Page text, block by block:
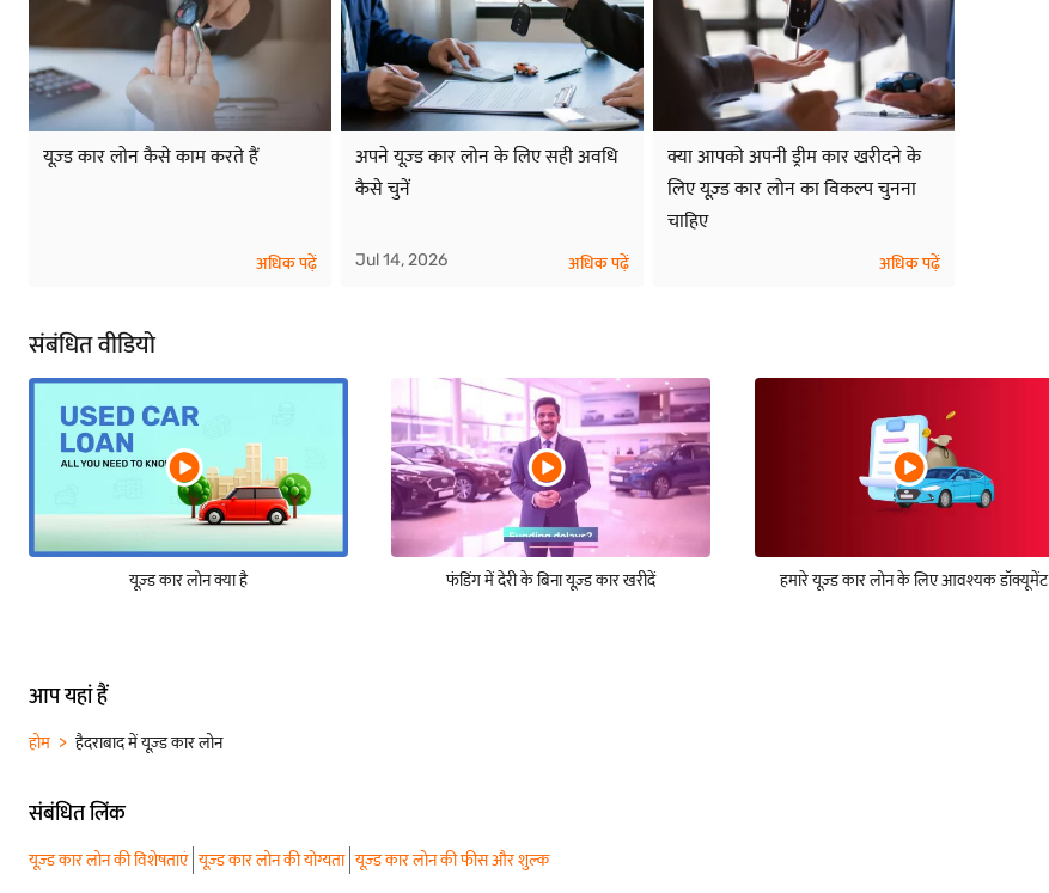
यूज़्ड कार लोन कैसे काम करते हैं
अधिक पढ़ें
अपने यूज़्ड कार लोन के लिए सही अवधि
कैसे चुनें
Jul 14, 2026 अधिक पढ़ें
क्या आपको अपनी ड्रीम कार खरीदने के
लिए यूज़्ड कार लोन का विकल्प चुनना
चाहिए
अधिक पढ़ें
संबंधित वीडियो
यूज़्ड कार लोन क्या है फंडिंग में देरी के बिना यूज़्ड कार खरीदें हमारे यूज़्ड कार लोन के लिए आवश्यक डॉक्यूमेंट
आप यहां हैं
होम हैदराबाद में यूज़्ड कार लोन
संबंधित लिंक
यूज़्ड कार लोन की विशेषताएं यूज़्ड कार लोन की योग्यता यूज़्ड कार लोन की फीस और शुल्क